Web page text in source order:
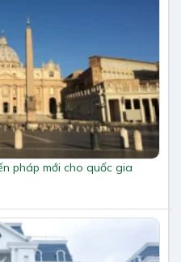
pháp mới cho quốc gia